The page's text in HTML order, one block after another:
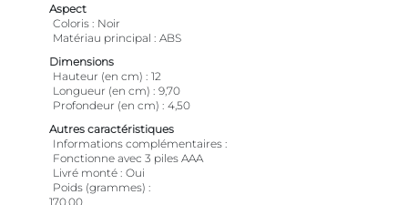
Aspect
Coloris
Noir
Matériau principal
ABS
Dimensions
Hauteur (en cm)
12
Longueur (en cm)
9,70
Profondeur (en cm)
4,50
Autres caractéristiques
Informations complémentaires
Fonctionne avec 3 piles AAA
Livré monté Oui
Poids (grammes)
170,00